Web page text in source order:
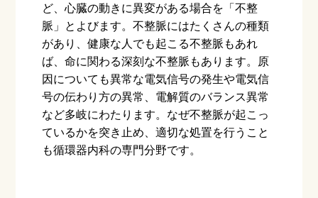
ど、心臓の動きに異変がある場合を「不整
脈」とよびます。不整脈にはたくさんの種類
があり、健康な人でも起こる不整脈もあれ
ば、命に関わる深刻な不整脈もあります。原
因についても異常な電気信号の発生や電気信
号の伝わり方の異常、電解質のバランス異常
など多岐にわたります。なぜ不整脈が起こっ
ているかを突き止め、適切な処置を行うこと
も循環器内科の専門分野です。